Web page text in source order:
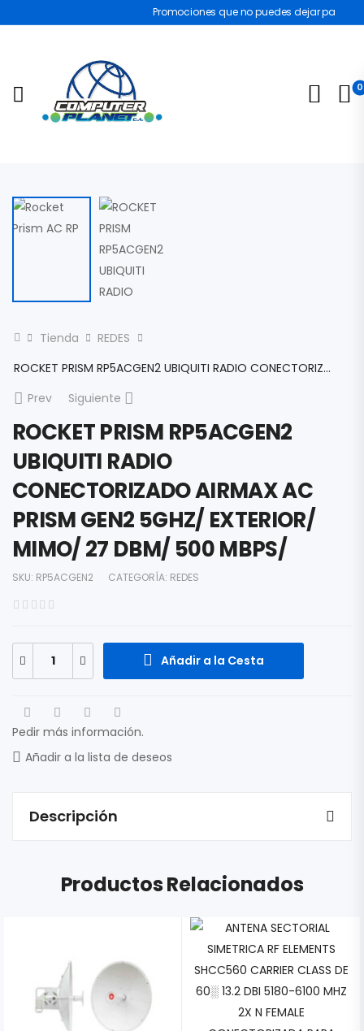
Promociones que no puedes dejar pasar
0
Tienda
REDES
ROCKET PRISM RP5ACGEN2 UBIQUITI RADIO CONECTORIZADO AIRMAX AC PRISM GEN2 5GHZ/ EXTERIOR/ MIMO/ 27 DBM/ 500 MBPS/
Prev
Siguiente
ROCKET PRISM RP5ACGEN2
UBIQUITI RADIO
CONECTORIZADO AIRMAX AC
PRISM GEN2 5GHZ/ EXTERIOR/
MIMO/ 27 DBM/ 500 MBPS/
SKU: RP5ACGEN2 CATEGORÍA: REDES
Añadir a la Cesta
Pedir más información.
Añadir a la lista de deseos
Descripción
Productos Relacionados